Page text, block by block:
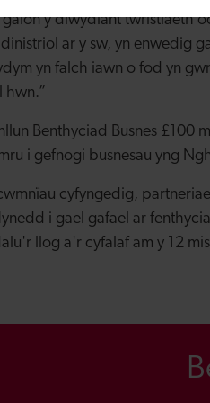
y diwydiant twristiaeth
ar y sw, yn enwedig
yn falch iawn o fod yn
hwn.”
Benthyciad Busnes £100
i gefnogi busnesau yng
cyfyngedig,
i gael gafael ar
llog a'r cyfalaf am y 12